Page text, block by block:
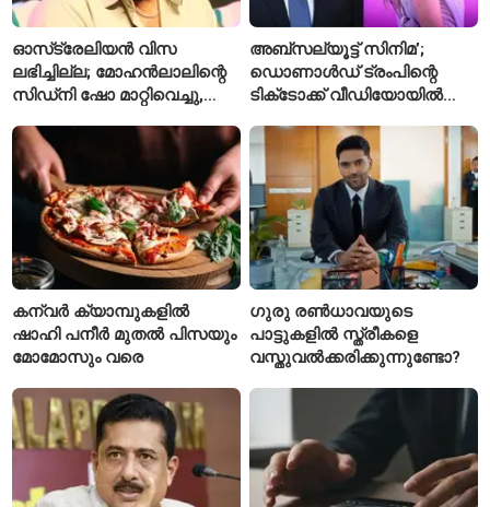
ഓസ്‌ട്രേലിയൻ വിസ
ലഭിച്ചില്ല; മോഹൻലാലിന്റെ
സിഡ്‌നി ഷോ മാറ്റിവെച്ചു,
ചോദിച്ച് താരം
അബ്സല്യൂട്ട് സിനിമ’;
ഡൊണാൾഡ് ട്രംപിന്റെ
ടിക്‌ടോക്ക് വീഡിയോയിൽ
‘August’ നീക്കം ചെയ്തു
കന്വർ ക്യാമ്പുകളിൽ
ഷാഹി പനീർ മുതൽ പിസയും
മോമോസും വരെ
ഗുരു രൺധാവയുടെ
പാട്ടുകളിൽ സ്ത്രീകളെ
വസ്തുവൽക്കരിക്കുന്നുണ്ടോ?